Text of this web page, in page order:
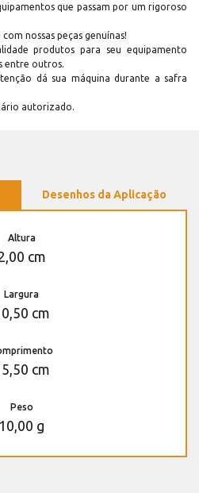
que passam por um rigoroso
nossas peças genuínas!
produtos para seu equipamento
entre outros.
dá sua máquina durante a safra
autorizado.
Desenhos da Aplicação
Altura
cm
Largura
cm
cm
Peso
10,00 g